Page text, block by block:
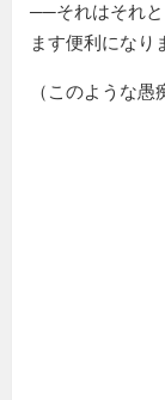
──それはそれと
ます便利になり
（このような